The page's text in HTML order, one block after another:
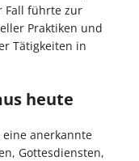
Fall führte zur
Praktiken und
Tätigkeiten in
heute
anerkannte
Gottesdiensten,